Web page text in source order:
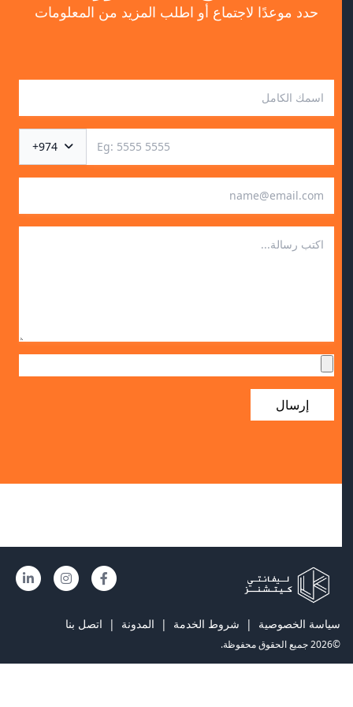
حدد موعدًا لاجتماع أو اطلب المزيد من المعلومات
+974
إرسال
سياسة الخصوصية | شروط الخدمة | المدونة | اتصل بنا